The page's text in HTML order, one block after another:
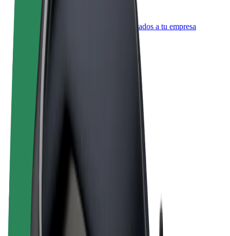
Bolt para empresas
Productos y servicios de Bolt adaptados a tu empresa
Términos y Condiciones
Privacidad
Cookies
© 2026 Bolt Technology OÜ
Bolt Market